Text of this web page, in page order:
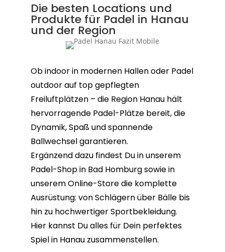
Die besten Locations und
Produkte für Padel in Hanau
und der Region
Ob indoor in modernen Hallen oder Padel
outdoor auf top gepflegten
Freiluftplätzen – die Region Hanau hält
hervorragende Padel-Plätze bereit, die
Dynamik, Spaß und spannende
Ballwechsel garantieren.
Ergänzend dazu findest Du in unserem
Padel-Shop in Bad Homburg sowie in
unserem Online-Store die komplette
Ausrüstung: von Schlägern über Bälle bis
hin zu hochwertiger Sportbekleidung.
Hier kannst Du alles für Dein perfektes
Spiel in Hanau zusammenstellen.